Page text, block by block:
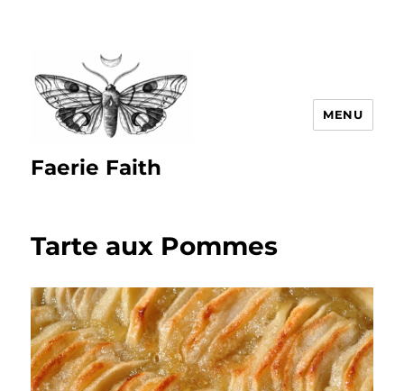
Faerie Faith
MENU
Tarte aux Pommes